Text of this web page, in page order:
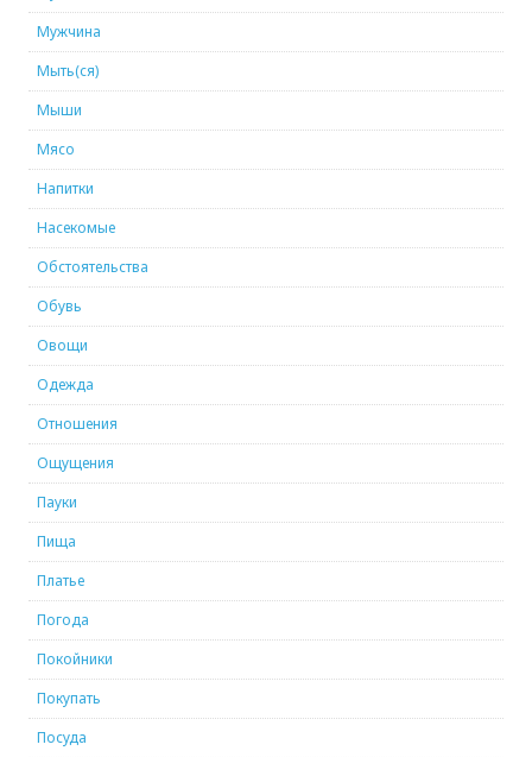
Мужчина
Мыть(ся)
Мыши
Мясо
Напитки
Насекомые
Обстоятельства
Обувь
Овощи
Одежда
Отношения
Ощущения
Пауки
Пища
Платье
Погода
Покойники
Покупать
Посуда